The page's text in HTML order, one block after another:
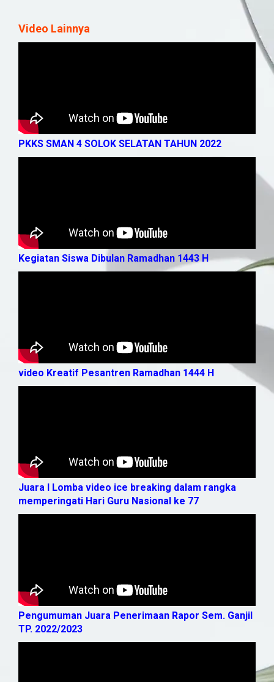
Video Lainnya
PKKS SMAN 4 SOLOK SELATAN TAHUN 2022
Kegiatan Siswa Dibulan Ramadhan 1443 H
video Kreatif Pesantren Ramadhan 1444 H
Juara I Lomba video ice breaking dalam rangka
memperingati Hari Guru Nasional ke 77
Pengumuman Juara Penerimaan Rapor Sem. Ganjil
TP. 2022/2023